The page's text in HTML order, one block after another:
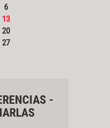
6
13
20
27
-